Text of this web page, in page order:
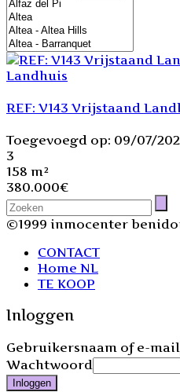
Landhuis
REF: V143 Vrijstaand
Toegevoegd op: 09/07/
3
158 m²
380.000€
©1999 inmocenter
CONTACT
Home NL
TE KOOP
Inloggen
Gebruikersnaam of e-mail
Wachtwoord
Inloggen